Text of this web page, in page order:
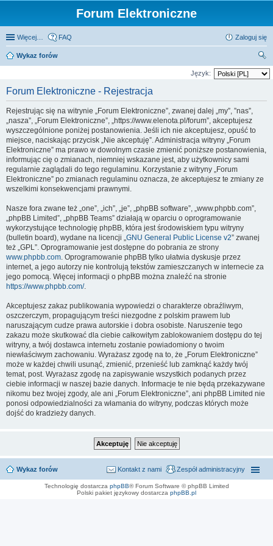
Forum Elektroniczne
Więcej… FAQ Zaloguj się
Wykaz forów
zu
Język:
Forum Elektroniczne - Rejestracja
Rejestrując się na witrynie „Forum Elektroniczne”, zwanej dalej „my”, ”nas”,
„nasza”, „Forum Elektroniczne”, „https://www.elenota.pl/forum”, akceptujesz
wyszczególnione poniżej postanowienia. Jeśli ich nie akceptujesz, opuść to
miejsce, naciskając przycisk „Nie akceptuję”. Administracja witryny „Forum
Elektroniczne” ma prawo w dowolnym czasie zmienić poniższe postanowienia,
informując cię o zmianach, niemniej wskazane jest, aby użytkownicy sami
regularnie zaglądali do tego regulaminu. Korzystanie z witryny „Forum
Elektroniczne” po zmianach regulaminu oznacza, że akceptujesz te zmiany ze
wszelkimi konsekwencjami prawnymi.
Nasze fora zwane też „one”, „ich”, „je”, „phpBB software”, „www.phpbb.com”,
„phpBB Limited”, „phpBB Teams” działają w oparciu o oprogramowanie
wykorzystujące technologię phpBB, która jest środowiskiem typu witryny
(bulletin board), wydane na licencji „GNU General Public License v2” zwanej
też „GPL”. Oprogramowanie jest dostępne do pobrania ze strony
www.phpbb.com. Oprogramowanie phpBB tylko ułatwia dyskusje przez
internet, a jego autorzy nie kontrolują tekstów zamieszczanych w internecie za
jego pomocą. Więcej informacji o phpBB można znaleźć na stronie
https://www.phpbb.com/.
Akceptujesz zakaz publikowania wypowiedzi o charakterze obraźliwym,
oszczerczym, propagującym treści niezgodne z polskim prawem lub
naruszającym cudze prawa autorskie i dobra osobiste. Naruszenie tego
zakazu może skutkować dla ciebie całkowitym zablokowaniem dostępu do tej
witryny, a twój dostawca internetu zostanie powiadomiony o twoim
niewłaściwym zachowaniu. Wyrażasz zgodę na to, że „Forum Elektroniczne”
może w każdej chwili usunąć, zmienić, przenieść lub zamknąć każdy twój
temat, post. Wyrażasz zgodę na zapisywanie wszystkich podanych przez
ciebie informacji w naszej bazie danych. Informacje te nie będą przekazywane
nikomu bez twojej zgody, ale ani „Forum Elektroniczne”, ani phpBB Limited nie
ponosi odpowiedzialności za włamania do witryny, podczas których może
dojść do kradzieży danych.
Wykaz forów Zespół administracyjny
Kontakt z nami
Technologię dostarcza phpBB® Forum Software © phpBB Limited
Polski pakiet językowy dostarcza phpBB.pl